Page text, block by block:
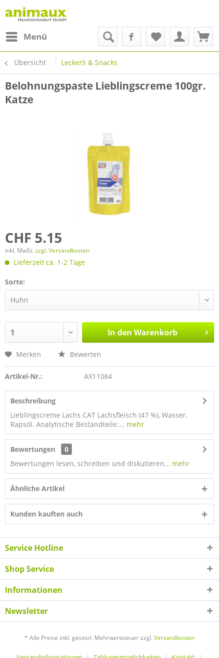
Menü
Übersicht Leckerli & Snacks
Belohnungspaste Lieblingscreme 100gr.
Katze
CHF 5.15
inkl. MwSt. zzgl. Versandkosten
Lieferzeit ca. 1-2 Tage
Sorte:
In den Warenkorb
Merken Bewerten
Artikel-Nr.: AX11084
Beschreibung
Lieblingscreme Lachs CAT Lachsfleisch (47 %), Wasser,
Rapsöl. Analytische Bestandteile:... mehr
Bewertungen
0
Bewertungen lesen, schreiben und diskutieren... mehr
Ähnliche Artikel
Kunden kauften auch
Service Hotline
Shop Service
Informationen
Newsletter
* Alle Preise inkl. gesetzl. Mehrwertsteuer zzgl. Versandkosten